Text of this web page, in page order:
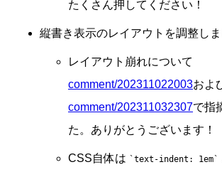
たくさん押してください！
縦書き表示のレイアウトを調整しま
レイアウト崩れについて
comment/202311022003およ
comment/202311032307で指
た。ありがとうございます！
CSS自体は text-indent: 1em